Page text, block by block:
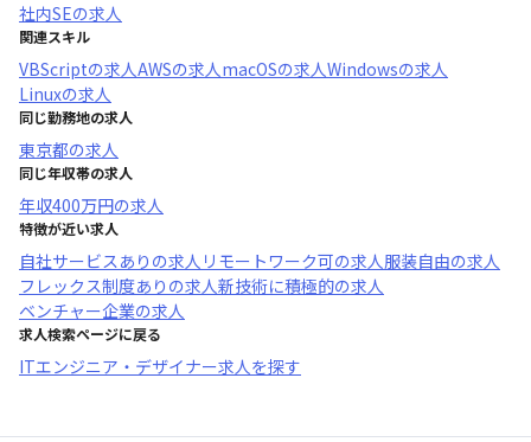
社内SEの求人
関連スキル
VBScriptの求人AWSの求人macOSの求人Windowsの求人
Linuxの求人
同じ勤務地の求人
東京都の求人
同じ年収帯の求人
年収400万円の求人
特徴が近い求人
自社サービスあり の求人 リモートワーク可の求人服装自由の求人
フレックス制度あり の求人新技術に積極的の求人
ベンチャー企業の求人
求人検索ページに戻る
ITエンジニア・デザイナー求人を探す